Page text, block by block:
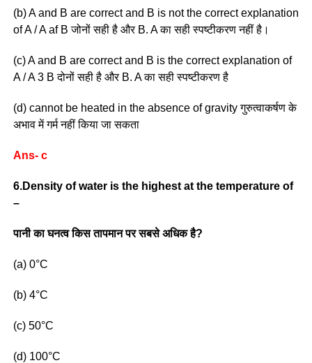
(b) A and B are correct and B is not the correct explanation
of A / A af B जोनों सही है और B. A का सही स्पष्टीकरण नहीं है।
(c) A and B are correct and B is the correct explanation of
A / A 3 B दोनों सही है और B. A का सही स्पष्टीकरण है
(d) cannot be heated in the absence of gravity गुरुत्वाकर्षण के
अभाव में गर्म नहीं किया जा सकता
Ans- c
6.Density of water is the highest at the temperature of
–
पानी का घनत्व किस तापमान पर सबसे अधिक है?
(a) 0°C
(b) 4°C
(c) 50°C
(d) 100°C